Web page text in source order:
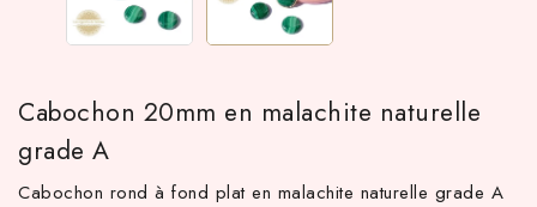
Cabochon 20mm en malachite naturelle
grade A
Cabochon rond à fond plat en malachite naturelle grade A